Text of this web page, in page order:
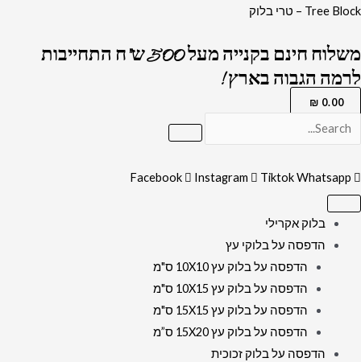
דילוג
Tree Block – טרי בלוק
משלוח חינם בקנייה מעל 500 ש"ח התחייבות
לרמה הגבוה בארץ !
0.00
₪
Facebook Instagram TiktokWhatsapp
בלוק אקרילי
הדפסה על בלוקי עץ
הדפסה על בלוק עץ 10X10 ס"מ
הדפסה על בלוק עץ 10X15 ס"מ
הדפסה על בלוק עץ 15X15 ס"מ
הדפסה על בלוק עץ 15X20 ס”מ
הדפסה על בלוק זכוכית
כמות
2730
-
תמונה
לפני
לאישה
במקווה
קנבס
זכוכית